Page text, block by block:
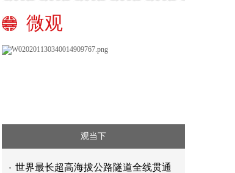
微观
观当下
世界最长超高海拔公路隧道全线贯通